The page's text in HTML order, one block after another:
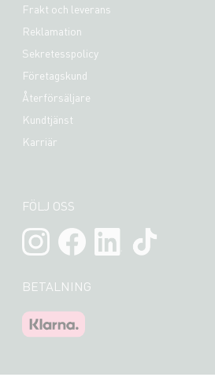
Frakt och leverans
Reklamation
Sekretesspolicy
Företagskund
Återförsäljare
Kundtjänst
Karriär
FÖLJ OSS
BETALNING